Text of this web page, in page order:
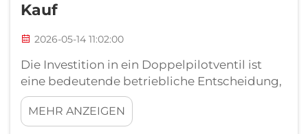
Kauf
2026-05-14 11:02:00
Die Investition in ein Doppelpilotventil ist
eine bedeutende betriebliche Entscheidung,
doch der eigentliche Wert dieser Investition
entfaltet sich erst vollständig durch
durchdachte Praktiken nach dem Kauf. Viele
MEHR ANZEIGEN